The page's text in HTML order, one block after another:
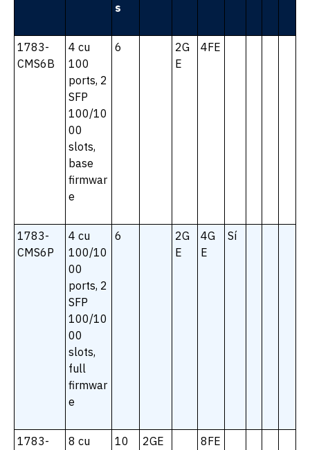
s
1783-
CMS6B
4 cu
100
ports, 2
SFP
100/10
00
slots,
base
firmwar
e
6
2G
E
4FE
1783-
CMS6P
4 cu
100/10
00
ports, 2
SFP
100/10
00
slots,
full
firmwar
e
6
2G
E
4G
E
Sí
1783-
8 cu
10 2GE 8FE